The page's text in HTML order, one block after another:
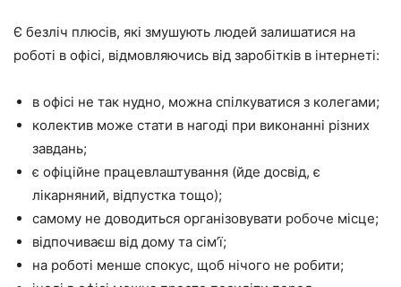
Є безліч плюсів, які змушують людей залишатися на
роботі в офісі, відмовляючись від заробітків в інтернеті:
в офісі не так нудно, можна спілкуватися з колегами;
колектив може стати в нагоді при виконанні різних
завдань;
є офіційне працевлаштування (йде досвід, є
лікарняний, відпустка тощо);
самому не доводиться організовувати робоче місце;
відпочиваєш від дому та сім’ї;
на роботі менше спокус, щоб нічого не робити;